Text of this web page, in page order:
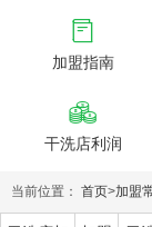

加盟指南

干洗店利润
当前位置： 首页>加盟